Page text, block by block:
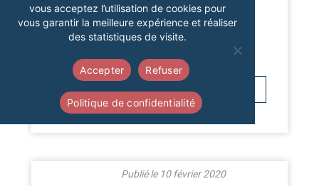
COVID-19 : ORGANISATION DES AGENCES
10 février 2020
vous acceptez l’utilisation de cookies pour
vous garantir la meilleure expérience et réaliser
des statistiques de visite.
Accepter Refuser
Politique de confidentialité